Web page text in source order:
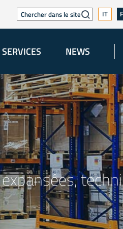
IT
SERVICES NEWS